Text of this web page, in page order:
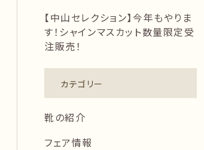
【中山セレクション】今年もやりま
す！シャインマスカット数量限定受
注販売！
カテゴリー
靴の紹介
フェア情報